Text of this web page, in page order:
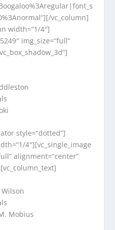
vc_column]
width=“1/4″]
img_size=“full“
style=“dotted“]
4″][vc_single_image
alignment=“center“
Mobius